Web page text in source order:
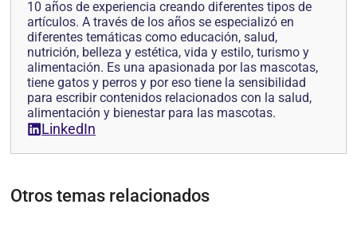
10 años de experiencia creando diferentes tipos de
artículos. A través de los años se especializó en
diferentes temáticas como educación, salud,
nutrición, belleza y estética, vida y estilo, turismo y
alimentación. Es una apasionada por las mascotas,
tiene gatos y perros y por eso tiene la sensibilidad
para escribir contenidos relacionados con la salud,
alimentación y bienestar para las mascotas.
LinkedIn
Otros temas relacionados